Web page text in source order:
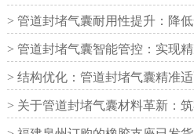
铁路盆式支座
> 管道封堵气囊耐用性提升：降
> 管道封堵气囊智能管控：实现
> 结构优化：管道封堵气囊精准
> 关于管道封堵气囊材料革新：